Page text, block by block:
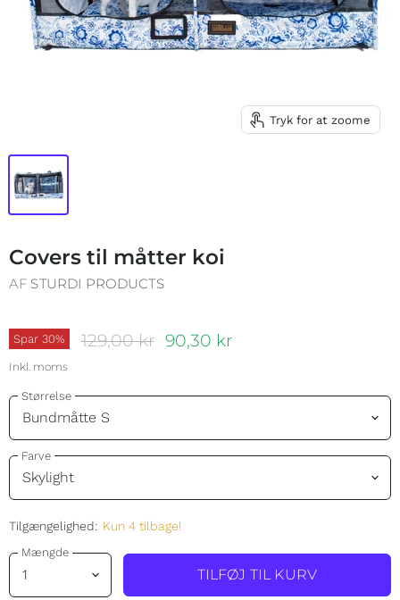
Tryk for at zoome
Covers til måtter koi
AF STURDI PRODUCTS
Spar 30% Oprindelige pris
129,00 kr Nuværende pris
90,30 kr
Inkl. moms
Størrelse
Farve
Tilgængelighed: Kun 4 tilbage!
Mængde
TILFØJ TIL KURV